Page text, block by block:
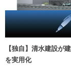
【独自】清水建設が
を実用化